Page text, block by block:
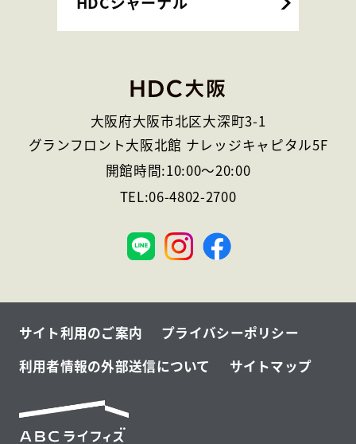
大阪府大阪市北区大深町3-1
グランフロント大阪北館 ナレッジキャピタル5F
開館時間:10:00～20:00
TEL:06-4802-2700
大
阪
サイト利用のご案内
プライバシーポリシー
利用者情報の外部送信について
サイトマップ